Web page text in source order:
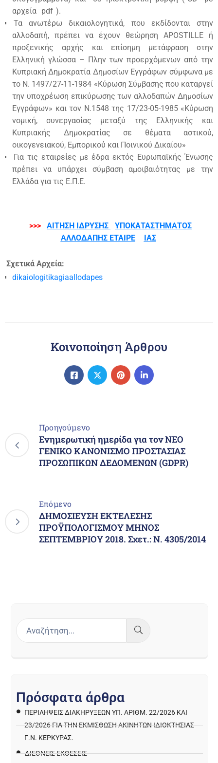
αρχεία pdf ).
Τα ανωτέρω δικαιολογητικά, που εκδίδονται στην
αλλοδαπή, πρέπει να έχουν θεώρηση APOSTILLE ή
προξενικής αρχής και επίσημη μετάφραση στην
Ελληνική γλώσσα – Πλην των προερχόμενων από την
Κυπριακή Δημοκρατία Δημοσίων Εγγράφων σύμφωνα με
το Ν. 1497/27-11-1984 «Κύρωση Σύμβασης που καταργεί
την υποχρέωση επικύρωσης των αλλοδαπών Δημοσίων
Εγγράφων» και τον Ν.1548 της 17/23-05-1985 «Κύρωση
νομική, συνεργασίας μεταξύ της Ελληνικής και
Κυπριακής Δημοκρατίας σε θέματα αστικού,
οικογενειακού, Εμπορικού και Ποινικού Δικαίου»
Για τις εταιρείες με έδρα εκτός Ευρωπαϊκής Ένωσης
πρέπει να υπάρχει σύμβαση αμοιβαιότητας με την
Ελλάδα για τις Ε.Π.Ε.
>>> ΑΙΤΗΣΗ ΙΔΡΥΣΗΣ
ΥΠΟΚΑΤΑΣΤΗΜΑΤΟΣ
ΑΛΛΟΔΑΠΗΣ ΕΤΑΙΡΕ
ΙΑΣ
Σχετικά Αρχεία:
dikaiologitikagiaallodapes
Κοινοποίηση Άρθρου
Προηγούμενο
Ενημερωτική ημερίδα για τον ΝΕΟ
ΓΕΝΙΚΟ ΚΑΝΟΝΙΣΜΟ ΠΡΟΣΤΑΣΙΑΣ
ΠΡΟΣΩΠΙΚΩΝ ΔΕΔΟΜΕΝΩΝ (GDPR)
Επόμενο
ΔΗΜΟΣΙΕΥΣΗ ΕΚΤΕΛΕΣΗΣ
ΠΡΟΫΠΟΛΟΓΙΣΜΟΥ ΜΗΝΟΣ
ΣΕΠΤΕΜΒΡΙΟΥ 2018. Σχετ.: Ν. 4305/2014
Πρόσφατα άρθρα
ΠΕΡΙΛΉΨΕΙΣ ΔΙΑΚΗΡΎΞΕΩΝ ΥΠ. ΑΡΙΘΜ. 22/2026 ΚΑΙ
23/2026 ΓΙΑ ΤΗΝ ΕΚΜΊΣΘΩΣΗ ΑΚΙΝΉΤΩΝ ΙΔΙΟΚΤΗΣΊΑΣ
Γ.Ν. ΚΈΡΚΥΡΑΣ.
ΔΙΕΘΝΕΙΣ ΕΚΘΕΣΕΙΣ